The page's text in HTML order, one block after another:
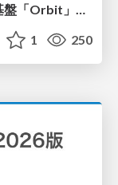
認知負荷をGemini で溶かす — GKE 基盤「Orbit」における AI エージェントの実践
1 250